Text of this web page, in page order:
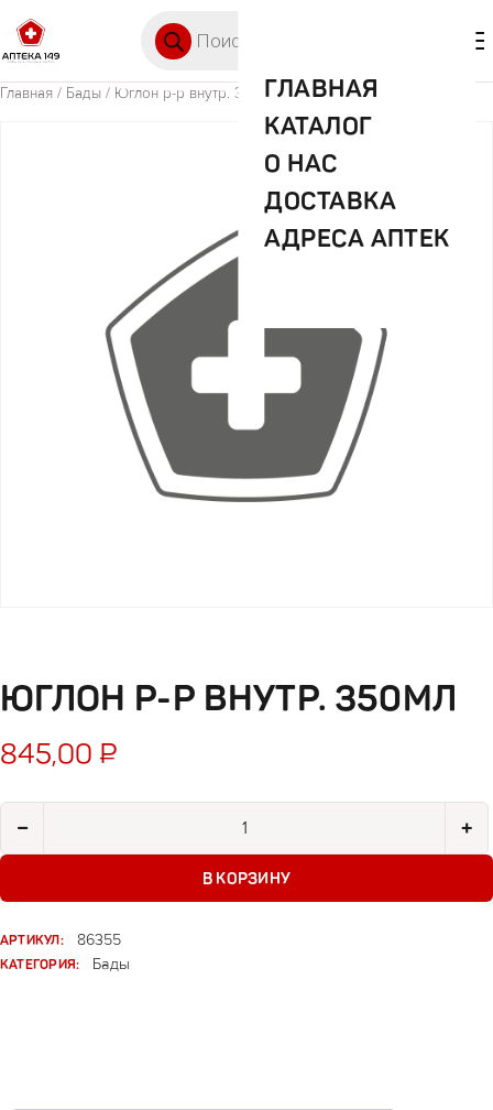
ГЛАВНАЯ
КАТАЛОГ
О НАС
ДОСТАВКА
АДРЕСА АПТЕК
Главная / Бады / Юглон р-р внутр. 350мл
ЮГЛОН Р-Р ВНУТР. 350МЛ
845,00 ₽
− +
В КОРЗИНУ
АРТИКУЛ:
86355
КАТЕГОРИЯ:
Бады